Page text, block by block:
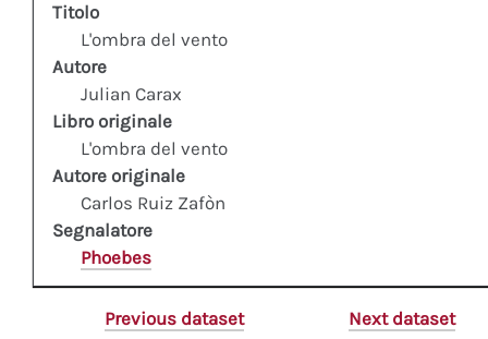
Titolo
L'ombra del vento
Autore
Julian Carax
Libro originale
L'ombra del vento
Autore originale
Carlos Ruiz Zafòn
Segnalatore
Phoebes
Previous dataset Next dataset